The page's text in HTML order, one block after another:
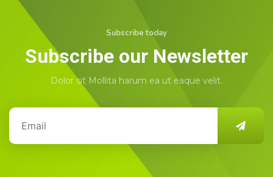
Subscribe today
Subscribe our Newsletter
Dolor sit Mollita harum ea ut eaque velit.